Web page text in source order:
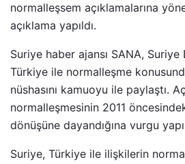
normalleşsem açıklamalarına
açıklama yapıldı.
Suriye haber ajansı SANA, Suriye
Türkiye ile normalleşme
nüshasını kamuoyu ile paylaştı.
normalleşmesinin 2011
dönüşüne dayandığına vurgu
Suriye, Türkiye ile ilişkilerin